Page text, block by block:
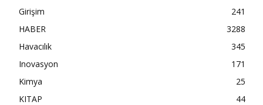
Girişim
241
HABER
3288
Havacılık
345
Inovasyon
171
Kimya
25
KITAP
44